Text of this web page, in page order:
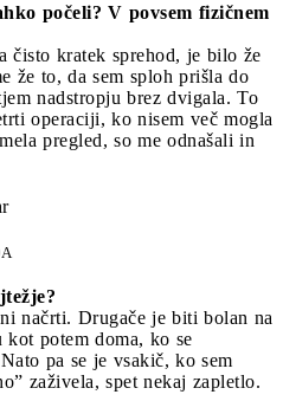
počeli? V povsem fizičnem
čisto kratek sprehod, je bilo že
že to, da sem sploh prišla do
nadstropju brez dvigala. To
operaciji, ko nisem več mogla
pregled, so me odnašali in
načrti. Drugače je biti bolan na
potem doma, ko se
pa se je vsakič, ko sem
zaživela, spet nekaj zapletlo.